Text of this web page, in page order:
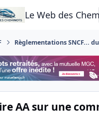
Le Web des
Règlementations SNCF...
AA sur une